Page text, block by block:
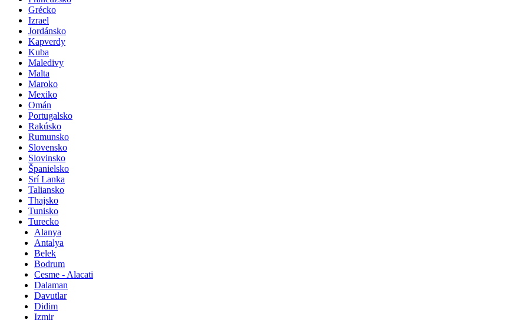
Grécko
Izrael
Jordánsko
Kapverdy
Kuba
Maledivy
Malta
Maroko
Mexiko
Omán
Portugalsko
Rakúsko
Rumunsko
Slovensko
Slovinsko
Španielsko
Srí Lanka
Taliansko
Thajsko
Tunisko
Turecko
Alanya
Antalya
Belek
Bodrum
Cesme - Alacati
Dalaman
Davutlar
Didim
Izmir